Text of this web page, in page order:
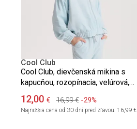
Cool Club
Cool Club, dievčenská mikina s
kapucňou, rozopínacia, velúrová,
modrá
12,00 € 16,99 € -29%
Najnižšia cena od 30 dní pred zľavou: 16,99 €